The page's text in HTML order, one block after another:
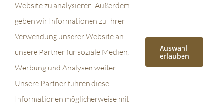
30
ZDF, Sommerfest
Botanischer Garten,
Website zu analysieren. Außerdem
geben wir Informationen zu Ihrer
Verwendung unserer Website an
unsere Partner für soziale Medien,
Werbung und Analysen weiter.
Unsere Partner führen diese
Informationen möglicherweise mit
Auswahl
erlauben